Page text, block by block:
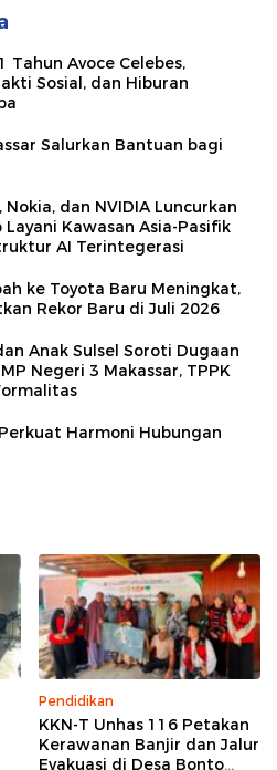
Tahun Avoce Celebes,
Sosial, dan Hiburan
Salurkan Bantuan bagi
dan NVIDIA Luncurkan
Kawasan Asia-Pasifik
AI Terintegerasi
ke Toyota Baru Meningkat,
Rekor Baru di Juli 2026
Anak Sulsel Soroti Dugaan
Negeri 3 Makassar, TPPK
Harmoni Hubungan
Pendidikan
KKN-T Unhas 116 Petakan
Kerawanan Banjir dan Jalur
Evakuasi di Desa Bonto